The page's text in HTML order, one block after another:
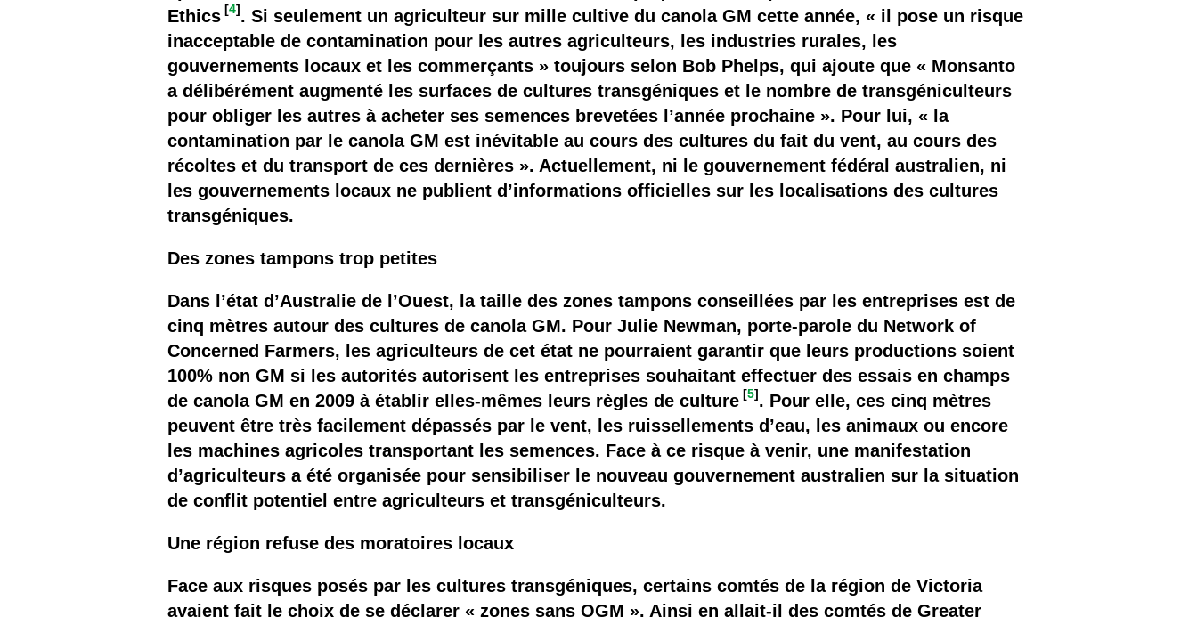
Ethics [4]. Si seulement un agriculteur sur mille cultive du canola GM cette année, « il pose un risque
inacceptable de contamination pour les autres agriculteurs, les industries rurales, les
gouvernements locaux et les commerçants » toujours selon Bob Phelps, qui ajoute que « Monsanto
a délibérément augmenté les surfaces de cultures transgéniques et le nombre de transgéniculteurs
pour obliger les autres à acheter ses semences brevetées l’année prochaine ». Pour lui, « la
contamination par le canola GM est inévitable au cours des cultures du fait du vent, au cours des
récoltes et du transport de ces dernières ». Actuellement, ni le gouvernement fédéral australien, ni
les gouvernements locaux ne publient d’informations officielles sur les localisations des cultures
transgéniques.
Des zones tampons trop petites
Dans l’état d’Australie de l’Ouest, la taille des zones tampons conseillées par les entreprises est de
cinq mètres autour des cultures de canola GM. Pour Julie Newman, porte-parole du Network of
Concerned Farmers, les agriculteurs de cet état ne pourraient garantir que leurs productions soient
100% non GM si les autorités autorisent les entreprises souhaitant effectuer des essais en champs
de canola GM en 2009 à établir elles-mêmes leurs règles de culture [5]. Pour elle, ces cinq mètres
peuvent être très facilement dépassés par le vent, les ruissellements d’eau, les animaux ou encore
les machines agricoles transportant les semences. Face à ce risque à venir, une manifestation
d’agriculteurs a été organisée pour sensibiliser le nouveau gouvernement australien sur la situation
de conflit potentiel entre agriculteurs et transgéniculteurs.
Une région refuse des moratoires locaux
Face aux risques posés par les cultures transgéniques, certains comtés de la région de Victoria
avaient fait le choix de se déclarer « zones sans OGM ». Ainsi en allait-il des comtés de Greater